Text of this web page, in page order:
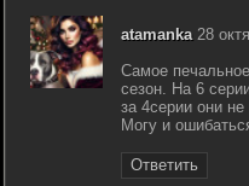
atamanka28
Самое
сезон. На 6
за 4серии они не
Могу и
Ответить